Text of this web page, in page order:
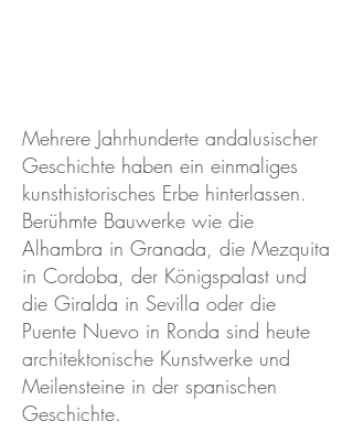
​Mehrere Jahrhunderte andalusischer
Geschichte haben ein einmaliges
kunsthistorisches Erbe hinterlassen.
Berühmte Bauwerke wie die
Alhambra in Granada, die Mezquita
in Cordoba, der Königspalast und
die Giralda in Sevilla oder die
Puente Nuevo in Ronda sind heute
architektonische Kunstwerke und
Meilensteine in der spanischen
Geschichte.​